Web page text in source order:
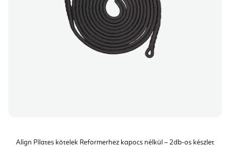
Align Pilates kötelek Reformerhez kapocs nélkül – 2db-os készlet